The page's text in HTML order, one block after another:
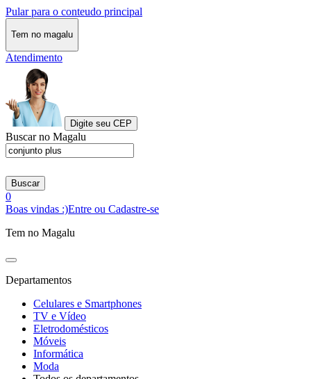
Pular para o conteudo principal
Tem no magalu
Atendimento
Digite seu CEP
Buscar no Magalu
Buscar
0
Boas vindas :)Entre ou Cadastre-se
Tem no Magalu
Departamentos
Celulares e Smartphones
TV e Vídeo
Eletrodomésticos
Móveis
Informática
Moda